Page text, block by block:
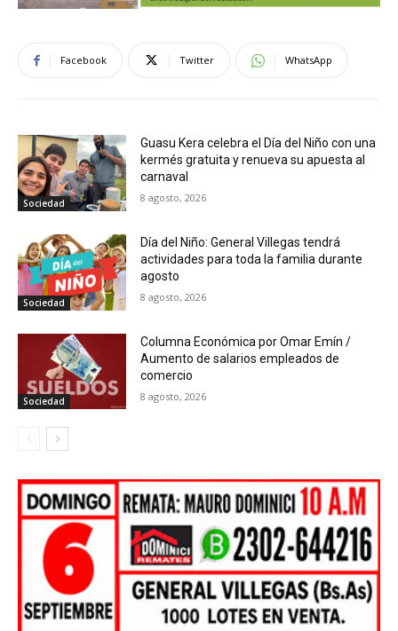
Facebook Twitter WhatsApp
Sociedad
Guasu Kera celebra el Día del Niño con una
kermés gratuita y renueva su apuesta al
carnaval
8 agosto, 2026
Sociedad
Día del Niño: General Villegas tendrá
actividades para toda la familia durante
agosto
8 agosto, 2026
Sociedad
Columna Económica por Omar Emín /
Aumento de salarios empleados de
comercio
8 agosto, 2026